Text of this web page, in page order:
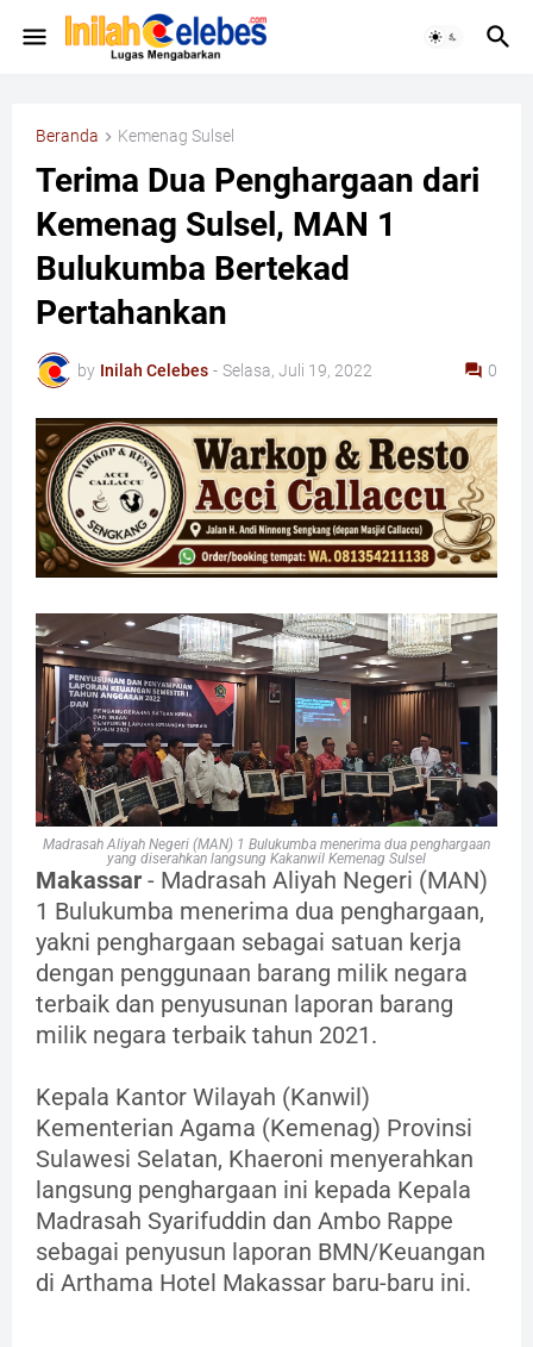
Beranda Kemenag Sulsel
Terima Dua Penghargaan dari
Kemenag Sulsel, MAN 1
Bulukumba Bertekad
Pertahankan
by Inilah Celebes - Selasa, Juli 19, 2022 0
Madrasah Aliyah Negeri (MAN) 1 Bulukumba menerima dua penghargaan
yang diserahkan langsung Kakanwil Kemenag Sulsel
Makassar - Madrasah Aliyah Negeri (MAN)
1 Bulukumba menerima dua penghargaan,
yakni penghargaan sebagai satuan kerja
dengan penggunaan barang milik negara
terbaik dan penyusunan laporan barang
milik negara terbaik tahun 2021.
Kepala Kantor Wilayah (Kanwil)
Kementerian Agama (Kemenag) Provinsi
Sulawesi Selatan, Khaeroni menyerahkan
langsung penghargaan ini kepada Kepala
Madrasah Syarifuddin dan Ambo Rappe
sebagai penyusun laporan BMN/Keuangan
di Arthama Hotel Makassar baru-baru ini.